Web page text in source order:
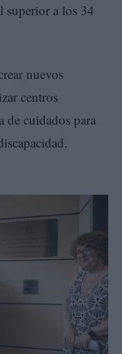
superior a los 34
nuevos
centros
de cuidados para